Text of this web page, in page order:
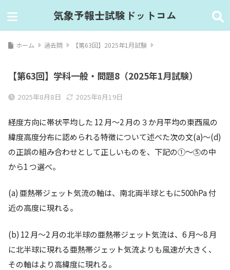
気象予報士試験ドットコム
ホーム 過去問 【第63回】2025年1月試験
【第63回】学科一般・問題8（2025年1月試験）
2025年8月8日 2025年8月19日
経度⽅向に帯状平均した 12 ⽉〜2 ⽉の３か⽉平均の東⻄⾵の
緯度⾼度分布に認められる特徴について述べた次の⽂(a)〜(d)
の正誤の組み合わせとして正しいものを、下記の①〜⑤の中
から1 つ選べ。
(a) 亜熱帯ジェット気流の軸は、南北両半球ともに500hPa 付
近の⾼度に現れる。
(b) 12 ⽉〜2 ⽉の北半球の亜熱帯ジェット気流は、6 ⽉〜8 ⽉
に北半球に現れる亜熱帯ジェット気流よりも⾵速が⼤きく、
その軸はより⾼緯度に現れる。